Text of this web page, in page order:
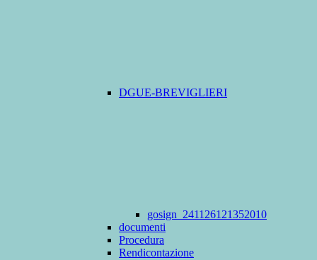
DGUE-BREVIGLIERI
gosign_241126121352010
documenti
Procedura
Rendicontazione